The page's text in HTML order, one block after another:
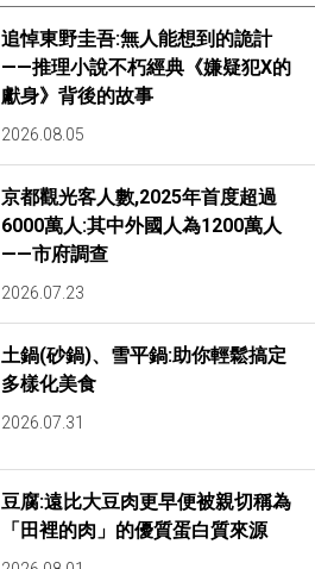
追悼東野圭吾:無人能想到的詭計
——推理小說不朽經典《嫌疑犯X的
獻身》背後的故事
2026.08.05
京都觀光客人數,2025年首度超過
6000萬人:其中外國人為1200萬人
——市府調查
2026.07.23
土鍋(砂鍋)、雪平鍋:助你輕鬆搞定
多樣化美食
2026.07.31
豆腐:遠比大豆肉更早便被親切稱為
「田裡的肉」的優質蛋白質來源